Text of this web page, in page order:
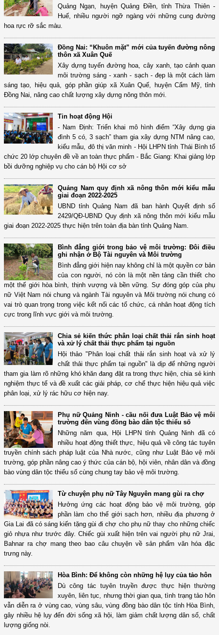
Quảng Ngạn, huyện Quảng Điền, tỉnh Thừa Thiên -
Huế, nhiều người ngỡ ngàng với những cung đường
hoa rực rỡ sắc màu.
Đồng Nai: “Khuôn mặt” mới của tuyến đường nông
thôn xã Xuân Quế
Xây dựng tuyến đường hoa, cây xanh, tạo cảnh quan
môi trường sáng - xanh - sạch - đẹp là một cách làm
sáng tạo, hiệu quả, góp phần giúp xã Xuân Quế, huyện Cẩm Mỹ, tỉnh
Đồng Nai, nâng cao chất lượng xây dựng nông thôn mới.
Tin hoạt động Hội
- Nam Định: Triển khai mô hình điểm “Xây dựng gia
đình 5 có, 3 sạch” tham gia xây dựng NTM nâng cao,
kiểu mẫu, đô thị văn minh - Hội LHPN tỉnh Thái Bình tổ
chức 20 lớp chuyên đề về an toàn thực phẩm - Bắc Giang: Khai giảng lớp
bồi dưỡng nghiệp vụ cho cán bộ Hội cơ sở
Quảng Nam quy định xã nông thôn mới kiểu mẫu
giai đoạn 2022-2025
UBND tỉnh Quảng Nam đã ban hành Quyết định số
2429/QĐ-UBND Quy định xã nông thôn mới kiểu mẫu
giai đoạn 2022-2025 thực hiện trên toàn địa bàn tỉnh Quảng Nam.
Bình đẳng giới trong bảo vệ môi trường: Đôi điều
ghi nhận ở Bộ Tài nguyên và Môi trường
Bình đẳng giới hiện nay không chỉ là một quyền cơ bản
của con người, nó còn là một nền tảng cần thiết cho
một thế giới hòa bình, thịnh vượng và bền vững. Sự đóng góp của phụ
nữ Việt Nam nói chung và ngành Tài nguyên và Môi trường nói chung có
vai trò quan trọng trong việc kết nối các tổ chức, cá nhân hoạt động tích
cực trong lĩnh vực giới và môi trường.
Chia sẻ kiến thức phân loại chất thải rắn sinh hoạt
và xử lý chất thải thực phẩm tại nguồn
Hội thảo "Phân loại chất thải rắn sinh hoạt và xử lý
chất thải thực phẩm tại nguồn" là dịp để những người
tham gia làm rõ những khó khăn đang đặt ra trong thực hiện, chia sẻ kinh
nghiệm thực tế và đề xuất các giải pháp, cơ chế thực hiện hiệu quả việc
phân loại, xử lý rác hữu cơ hiện nay.
Phụ nữ Quảng Ninh - cầu nối đưa Luật Bảo vệ môi
trường đến vùng đồng bào dân tộc thiểu số
Những năm qua, Hội LHPN tỉnh Quảng Ninh đã có
nhiều hoạt động thiết thực, hiệu quả về công tác tuyên
truyền chính sách pháp luật của Nhà nước, cũng như Luật Bảo vệ môi
trường, góp phần nâng cao ý thức của cán bộ, hội viên, nhân dân và đồng
bào vùng dân tộc thiểu số cùng chung tay bảo vệ môi trường.
Từ chuyện phụ nữ Tây Nguyên mang gùi ra chợ
Hưởng ứng các hoạt động bảo vệ môi trường, góp
phần làm cho thế giới sạch hơn, nhiều địa phương ở
Gia Lai đã có sáng kiến tặng gùi đi chợ cho phụ nữ thay cho những chiếc
giỏ nhựa như trước đây. Chiếc gùi xuất hiện trên vai người phụ nữ Jrai,
Bahnar ra chợ mang theo bao câu chuyện về sản phẩm văn hóa đặc
trưng này.
Hòa Bình: Để không còn những hệ lụy của tảo hôn
Dù công tác tuyên truyền được thực hiện thường
xuyên, liên tục, nhưng thời gian qua, tình trạng tảo hôn
vẫn diễn ra ở vùng cao, vùng sâu, vùng đồng bào dân tộc tỉnh Hòa Bình,
gây nhiều hệ lụy đến đời sống xã hội, làm giảm chất lượng dân số, chất
lượng giống nòi.